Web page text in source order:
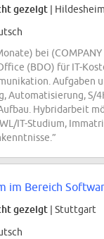
gezeigt | Hildesheim
bei (COMPANY
(BDO) für IT-
Aufgaben
Automatisierung, S/
Hybridarbeit
IT-Studium,
gezeigt | Stuttgart